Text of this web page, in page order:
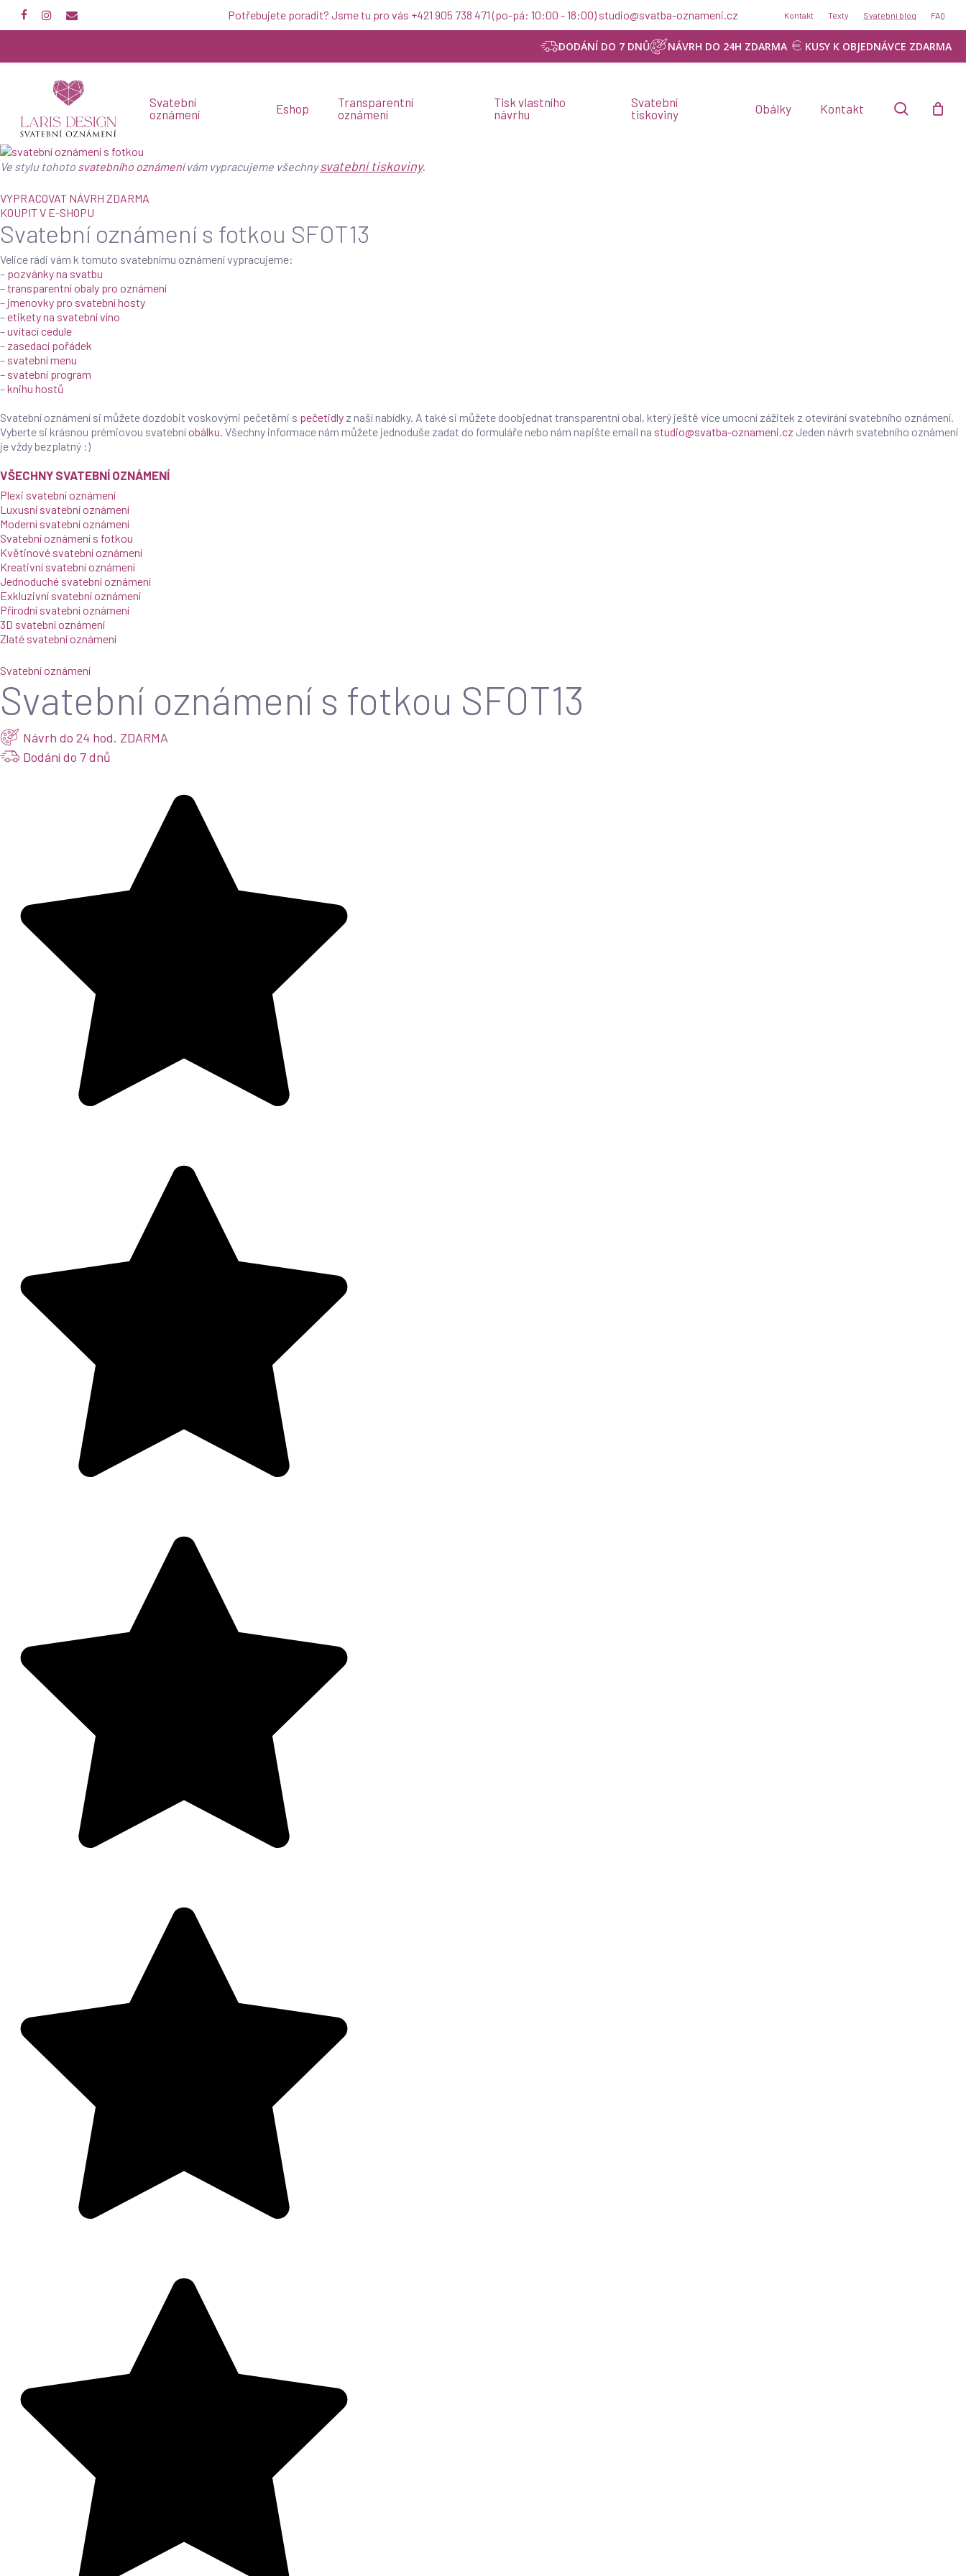
main
facebookinstagram
email Potřebujete poradit? Jsme tu pro vás +421 905 738 471 (po-pá: 10:00 - 18:00) studio@svatba-oznameni.cz Kontakt Texty Svatební blog FAQ
DODÁNÍ DO 7 DNŮ NÁVRH DO 24H ZDARMA KUSY K OBJEDNÁVCE ZDARMA
Svatební
oznámení
Eshop
Transparentní
oznámení
Tisk vlastního
návrhu
Svatební
tiskoviny
Obálky Kontakt search
Ve stylu tohoto svatebního oznámenívám vypracujeme všechnysvatební tiskoviny.
VYPRACOVAT NÁVRH ZDARMA
KOUPIT V E-SHOPU
Svatební oznámení s fotkou SFOT13
Velice rádi vám k tomuto svatebnímu oznámení vypracujeme:
– pozvánky na svatbu
–transparentní obaly pro oznámení
– jmenovky pro svatební hosty
–etikety na svatební víno
–uvítací cedule
– zasedací pořádek
– svatební menu
– svatební program
–knihu hostů
Svatební oznámení si můžete dozdobit voskovými pečetěmi s pečetidly z naší nabídky. A také si můžete doobjednat transparentní obal, který ještě více umocní zážitek z otevírání svatebního oznámení.
Vyberte si krásnou prémiovou svatebníobálku. Všechny informace nám můžete jednoduše zadat do formuláře nebo nám napište email na studio@svatba-oznameni.cz Jeden návrh svatebního oznámení
je vždy bezplatný :)
VŠECHNY SVATEBNÍ OZNÁMENÍ
Plexi svatební oznámení
Luxusní svatební oznámení
Moderní svatební oznámení
Svatební oznámení s fotkou
Květinové svatební oznámení
Kreativní svatební oznámení
Jednoduché svatební oznámení
Exkluzivní svatební oznámení
Přírodní svatební oznámení
3D svatební oznámení
Zlaté svatební oznámení
Svatební oznámení
Svatební oznámení s fotkou SFOT13
Návrh do 24 hod. ZDARMA
Dodání do 7 dnů
NÁVRH ZDARMA